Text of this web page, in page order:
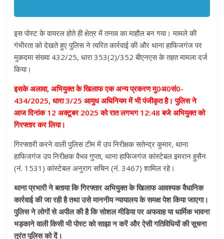
इस पोस्ट के वायरल होते ही क्षेत्र में तनाव का माहौल बन गया। मामले की
गंभीरता को देखते हुए पुलिस ने त्वरित कार्रवाई की और थाना हाफिजगंज पर
मुकदमा संख्या 432/25, धारा 353(2)/352 बीएनएस के तहत मामला दर्ज
किया।
इसके अलावा, अभियुक्त के खिलाफ एक अन्य प्रकरण मु0अ0सं0-
434/2025, धारा 3/25 आयुध अधिनियम में भी पंजीकृत है। पुलिस ने
आज दिनांक 12 अक्टूबर 2025 को रात लगभग 12:48 बजे अभियुक्त को
गिरफ्तार कर लिया।
गिरफ्तारी करने वाली पुलिस टीम में उप निरीक्षक सतेन्द्र कुमार, थाना
हाफिजगंज उप निरीक्षक वैभव गुप्ता, थाना हाफिजगंज कांस्टेबल इमरान हुसैन
(नं. 1531) कांस्टेबल अनुराग सचिन (नं. 3467) शामिल रहे।
थाना प्रभारी ने बताया कि गिरफ्तार अभियुक्त के खिलाफ आवश्यक वैधानिक
कार्रवाई की जा रही है तथा उसे माननीय न्यायालय के समक्ष पेश किया जाएगा।
पुलिस ने लोगों से अपील की है कि सोशल मीडिया पर अफवाह या धार्मिक भावना
भड़काने वाली किसी भी पोस्ट को साझा न करें और ऐसी गतिविधियों की सूचना
तुरंत पुलिस को दें।